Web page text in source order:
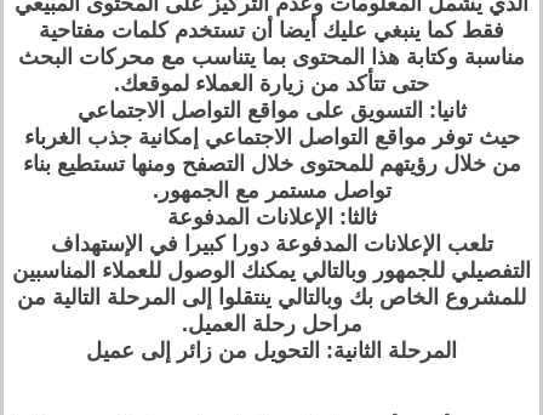
فقط كما ينبغي عليك أيضا أن تستخدم كلمات مفتاحية
مناسبة وكتابة هذا المحتوى بما يتناسب مع محركات البحث
حتى تتأكد من زيارة العملاء لموقعك.
ثانيا: التسويق على مواقع التواصل الاجتماعي
حيث توفر مواقع التواصل الاجتماعي إمكانية جذب الغرباء
من خلال رؤيتهم للمحتوى خلال التصفح ومنها تستطيع بناء
تواصل مستمر مع الجمهور.
ثالثا: الإعلانات المدفوعة
تلعب الإعلانات المدفوعة دورا كبيرا في الإستهداف
التفصيلي للجمهور وبالتالي يمكنك الوصول للعملاء المناسبين
للمشروع الخاص بك وبالتالي ينتقلوا إلى المرحلة التالية من
مراحل رحلة العميل.
المرحلة الثانية: التحويل من زائر إلى عميل